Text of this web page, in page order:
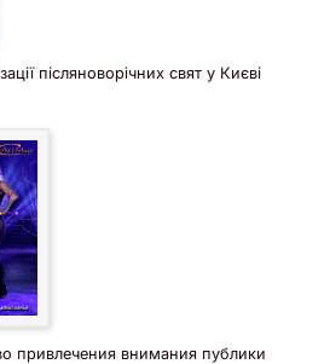
післяноворічних свят у Києві
привлечения внимания публики